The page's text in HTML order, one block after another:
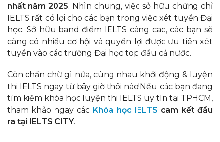
nhất năm 2025. Nhìn chung, việc sở hữu chứng chỉ
IELTS rất có lợi cho các bạn trong việc xét tuyển Đại
học. Sở hữu band điểm IELTS càng cao, các bạn sẽ
càng có nhiều cơ hội và quyền lợi được ưu tiên xét
tuyển vào các trường Đại học top đầu cả nước.
Còn chần chừ gì nữa, cùng nhau khởi động & luyện
thi IELTS ngay từ bây giờ thôi nào!Nếu các bạn đang
tìm kiếm khóa học luyện thi IELTS uy tín tại TPHCM,
tham khảo ngay các Khóa học IELTS cam kết đầu
ra tại IELTS CITY.